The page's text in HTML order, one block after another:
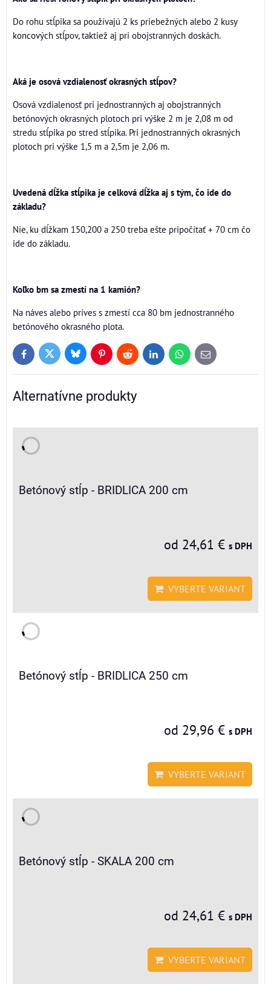
Do rohu stĺpika sa používajú 2 ks priebežných alebo 2 kusy
koncových stĺpov, taktiež aj pri obojstranných doskách.
Aká je osová vzdialenosť okrasných stĺpov?
Osová vzdialenosť pri jednostranných aj obojstranných
betónových okrasných plotoch pri výške 2 m je 2,08 m od
stredu stĺpika po stred stĺpika. Pri jednostranných okrasných
plotoch pri výške 1,5 m a 2,5m je 2,06 m.
Uvedená dĺžka stĺpika je celková dĺžka aj s tým, čo ide do
základu?
Nie, ku dĺžkam 150,200 a 250 treba ešte pripočítať + 70 cm čo
ide do základu.
Koľko bm sa zmestí na 1 kamión?
Na náves alebo príves s zmestí cca 80 bm jednostranného
betónového okrasného plota.
FacebookTwitter BlueskyPinterestReddit LinkedInWhatsApp
E-
mail
Alternatívne produkty
Betónový stĺp - BRIDLICA 200 cm
od 24,61 € s DPH
VYBERTE VARIANT
Betónový stĺp - BRIDLICA 250 cm
od 29,96 € s DPH
VYBERTE VARIANT
Betónový stĺp - SKALA 200 cm
od 24,61 € s DPH
VYBERTE VARIANT